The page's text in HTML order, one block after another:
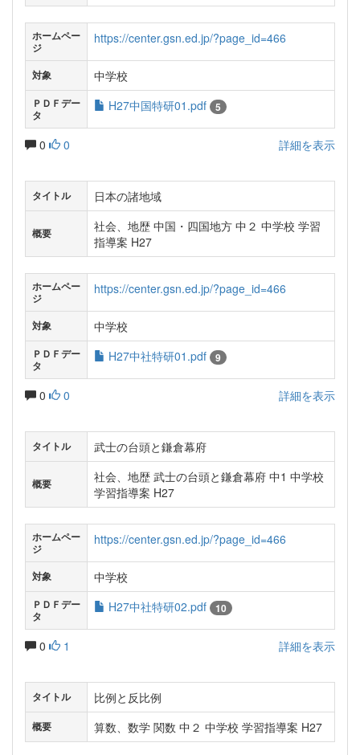
ホームペー
ジ
https://center.gsn.ed.jp/?page_id=466
対象 中学校
ＰＤＦデー
タ
H27中国特研01.pdf 5
0 0 詳細を表示
タイトル 日本の諸地域
概要
社会、地歴 中国・四国地方 中２ 中学校 学習
指導案 H27
ホームペー
ジ
https://center.gsn.ed.jp/?page_id=466
対象 中学校
ＰＤＦデー
タ
H27中社特研01.pdf 9
0 0 詳細を表示
タイトル 武士の台頭と鎌倉幕府
概要
社会、地歴 武士の台頭と鎌倉幕府 中1 中学校
学習指導案 H27
ホームペー
ジ
https://center.gsn.ed.jp/?page_id=466
対象 中学校
ＰＤＦデー
タ
H27中社特研02.pdf 10
0 1 詳細を表示
タイトル 比例と反比例
概要 算数、数学 関数 中２ 中学校 学習指導案 H27